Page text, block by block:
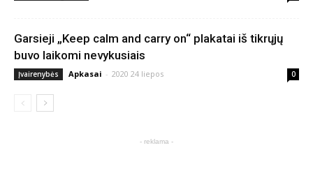
Garsieji „Keep calm and carry on“ plakatai iš tikrųjų
buvo laikomi nevykusiais
Įvairenybės Apkasai - 2020 24 liepos 0
- reklama -